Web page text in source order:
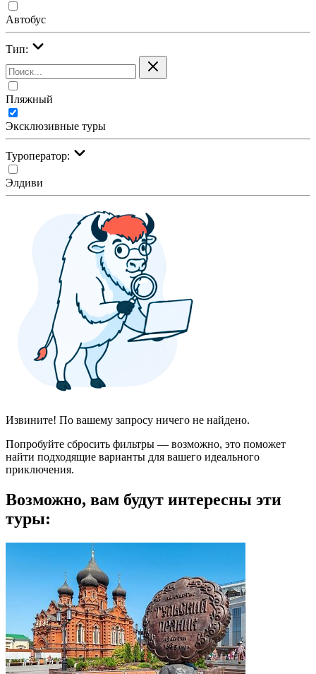
Автобус
Тип:
Пляжный
Эксклюзивные туры
Туроператор:
Элдиви
Извините! По вашему запросу ничего не найдено.
Попробуйте сбросить фильтры — возможно, это поможет
найти подходящие варианты для вашего идеального
приключения.
Возможно, вам будут интересны эти
туры: